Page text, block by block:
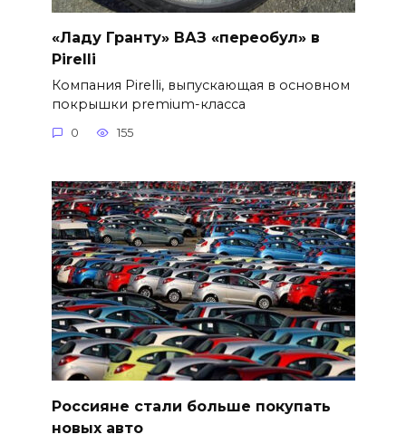
«Ладу Гранту» ВАЗ «переобул» в
Pirelli
Компания Pirelli, выпускающая в основном
покрышки premium-класса
0 155
Россияне стали больше покупать
новых авто